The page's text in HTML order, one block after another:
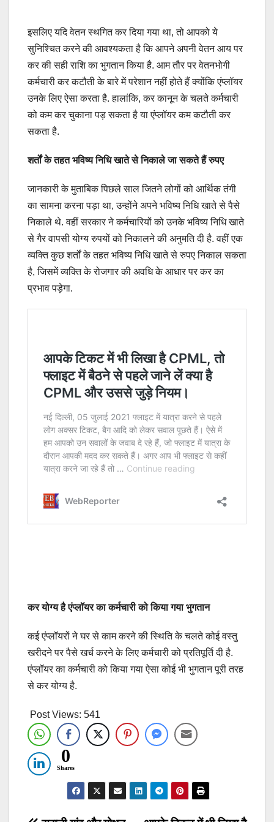
इसलिए यदि वेतन स्थगित कर दिया गया था, तो आपको ये
सुनिश्चित करने की आवश्यकता है कि आपने अपनी वेतन आय पर
कर की सही राशि का भुगतान किया है. आम तौर पर वेतनभोगी
कर्मचारी कर कटौती के बारे में परेशान नहीं होते हैं क्योंकि एंप्लॉयर
उनके लिए ऐसा करता है. हालांकि, कर कानून के चलते कर्मचारी
को कम कर चुकाना पड़ सकता है या एंप्लॉयर कम कटौती कर
सकता है.
शर्तों के तहत भविष्य निधि खाते से निकाले जा सकते हैं रुपए
जानकारी के मुताबिक पिछले साल जितने लोगों को आर्थिक तंगी
का सामना करना पड़ा था, उन्होंने अपने भविष्य निधि खाते से पैसे
निकाले थे. वहीं सरकार ने कर्मचारियों को उनके भविष्य निधि खाते
से गैर वापसी योग्य रुपयों को निकालने की अनुमति दी है. वहीं एक
व्यक्ति कुछ शर्तों के तहत भविष्य निधि खाते से रुपए निकाल सकता
है, जिसमें व्यक्ति के रोजगार की अवधि के आधार पर कर का
प्रभाव पड़ेगा.
कर योग्य है एंप्लॉयर का कर्मचारी को किया गया भुगतान
कई एंप्लॉयरों ने घर से काम करने की स्थिति के चलते कोई वस्तु
खरीदने पर पैसे खर्च करने के लिए कर्मचारी को प्रतिपूर्ति दी है.
एंप्लॉयर का कर्मचारी को किया गया ऐसा कोई भी भुगतान पूरी तरह
से कर योग्य है.
Post Views: 541
0
Shares